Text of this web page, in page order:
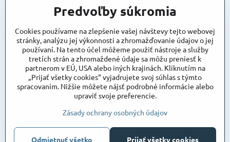
Kuriér DPD , Geis
Cena za dopravu:
Maxstore
Bratislavská 79
Areál Satina
90201 Pezinok
vjazd do areálu z Bratislavskej ulice
Súradnice pre GPS:
48°16'48.83"N, 17°15'39.45"E
© Copyright
Predvoľby súkromia
Cookies používame na zlepšenie vašej návštevy tejto webovej
stránky, analýzu jej výkonnosti a zhromažďovanie údajov o jej
používaní. Na tento účel môžeme použiť nástroje a služby
tretích strán a zhromaždené údaje sa môžu preniesť k
partnerom v EÚ, USA alebo iných krajinách. Kliknutím na
„Prijať všetky cookies“ vyjadrujete svoj súhlas s týmto
spracovaním. Nižšie môžete nájsť podrobné informácie alebo
upraviť svoje preferencie.
Zásady ochrany osobných údajov
Prijať všetky cookies
Odmietnuť všetko